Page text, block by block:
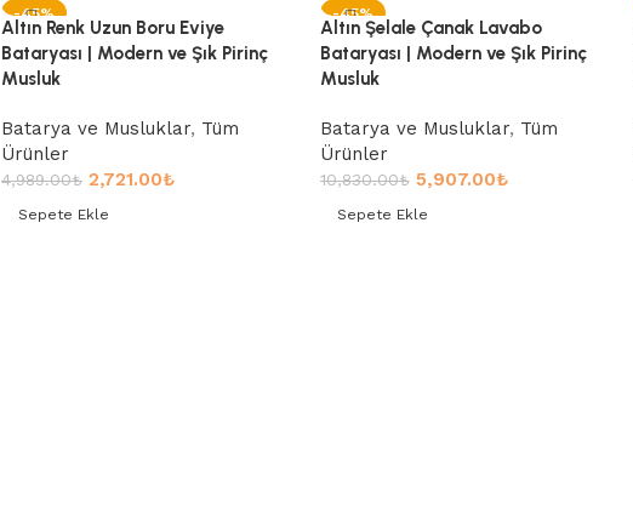
-45%
Altın Renk Uzun Boru Eviye
Bataryası | Modern ve Şık Pirinç
Musluk
Batarya ve Musluklar, Tüm
Ürünler
4,989.00₺ 2,721.00₺
Sepete Ekle
-45%
Altın Şelale Çanak Lavabo
Bataryası | Modern ve Şık Pirinç
Musluk
Batarya ve Musluklar, Tüm
Ürünler
10,830.00₺ 5,907.00₺
Sepete Ekle